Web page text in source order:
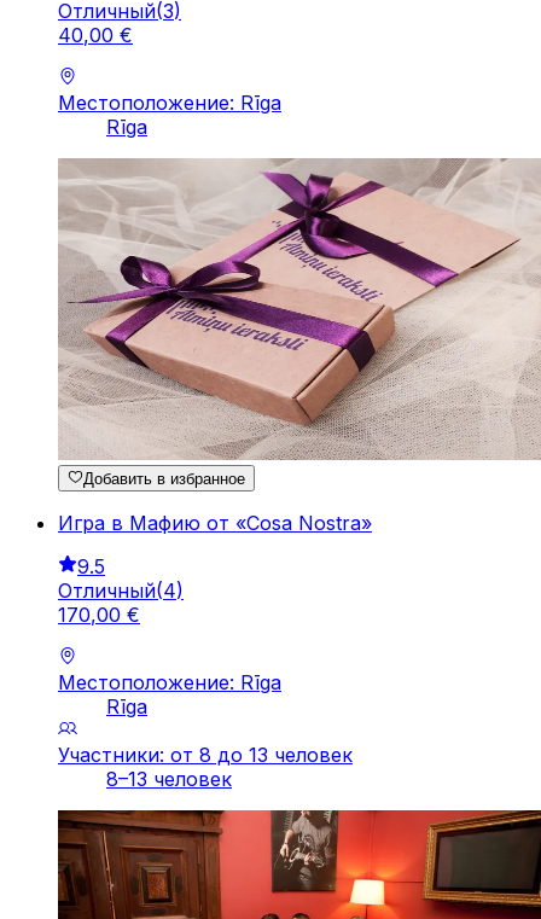
Отличный(3)
40,00 €
Местоположение: Rīga
Rīga
Добавить в избранное
Игра в Мафию от «Cosa Nostra»
9.5
Отличный(4)
170,00 €
Местоположение: Rīga
Rīga
Участники: от 8 до 13 человек
8–13 человек